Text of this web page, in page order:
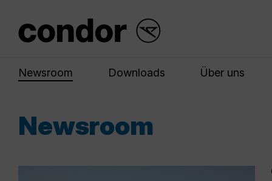
Newsroom Downloads Über uns
Newsroom